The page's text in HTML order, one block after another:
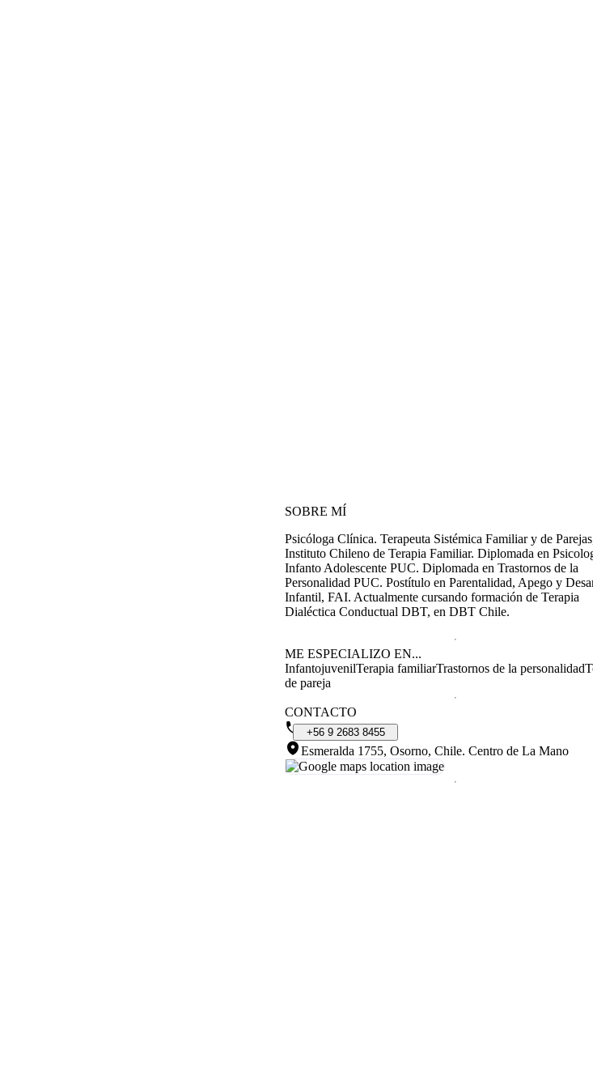
SOBRE MÍ
Psicóloga Clínica. Terapeuta Sistémica Familiar y de
Instituto Chileno de Terapia Familiar. Diplomada en
Infanto Adolescente PUC. Diplomada en Trastornos de la
Personalidad PUC. Postítulo en Parentalidad, Apego y
Infantil, FAI. Actualmente cursando formación de Terapia
Dialéctica Conductual DBT, en DBT Chile.
ME ESPECIALIZO EN...
InfantojuvenilTerapia familiarTrastornos de la personalidad
de pareja
CONTACTO
+56 9 2683 8455
Esmeralda 1755, Osorno, Chile. Centro de La Mano